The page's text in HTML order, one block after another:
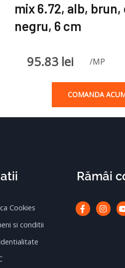
mix 6.72, alb,
negru, 6 cm
95.83 lei /MP
COMANDA
Cookies
si conditii
Rămâi
Facebook-
f